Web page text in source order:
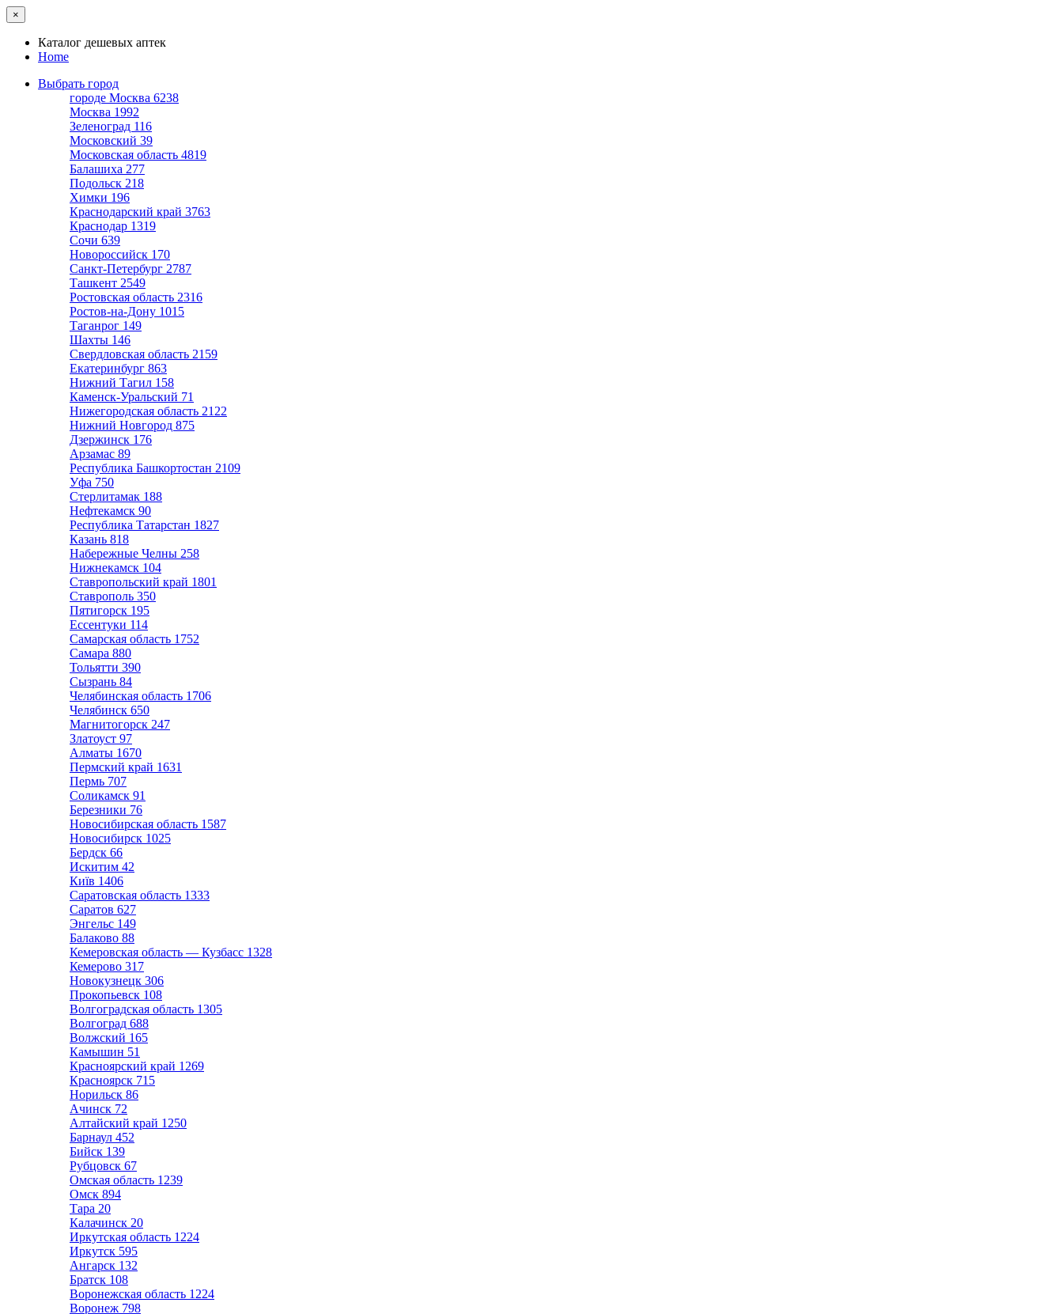
×
Каталог дешевых аптек
Home
Выбрать город
городе Москва 6238
Москва 1992
Зеленоград 116
Московский 39
Московская область 4819
Балашиха 277
Подольск 218
Химки 196
Краснодарский край 3763
Краснодар 1319
Сочи 639
Новороссийск 170
Санкт-Петербург 2787
Ташкент 2549
Ростовская область 2316
Ростов-на-Дону 1015
Таганрог 149
Шахты 146
Свердловская область 2159
Екатеринбург 863
Нижний Тагил 158
Каменск-Уральский 71
Нижегородская область 2122
Нижний Новгород 875
Дзержинск 176
Арзамас 89
Республика Башкортостан 2109
Уфа 750
Стерлитамак 188
Нефтекамск 90
Республика Татарстан 1827
Казань 818
Набережные Челны 258
Нижнекамск 104
Ставропольский край 1801
Ставрополь 350
Пятигорск 195
Ессентуки 114
Самарская область 1752
Самара 880
Тольятти 390
Сызрань 84
Челябинская область 1706
Челябинск 650
Магнитогорск 247
Златоуст 97
Алматы 1670
Пермский край 1631
Пермь 707
Соликамск 91
Березники 76
Новосибирская область 1587
Новосибирск 1025
Бердск 66
Искитим 42
Київ 1406
Саратовская область 1333
Саратов 627
Энгельс 149
Балаково 88
Кемеровская область — Кузбасс 1328
Кемерово 317
Новокузнецк 306
Прокопьевск 108
Волгоградская область 1305
Волгоград 688
Волжский 165
Камышин 51
Красноярский край 1269
Красноярск 715
Норильск 86
Ачинск 72
Алтайский край 1250
Барнаул 452
Бийск 139
Рубцовск 67
Омская область 1239
Омск 894
Тара 20
Калачинск 20
Иркутская область 1224
Иркутск 595
Ангарск 132
Братск 108
Воронежская область 1224
Воронеж 798